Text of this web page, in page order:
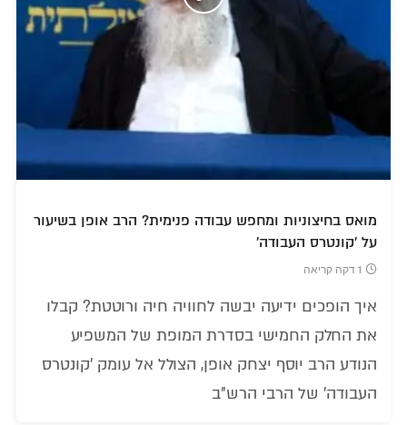
מואס בחיצוניות ומחפש עבודה פנימית? הרב אופן בשיעור
על 'קונטרס העבודה'
1 דקה קריאה
איך הופכים ידיעה יבשה לחוויה חיה ורוטטת? קבלו
את החלק החמישי בסדרת המופת של המשפיע
הנודע הרב יוסף יצחק אופן, הצולל אל עומק 'קונטרס
העבודה' של הרבי הרש"ב